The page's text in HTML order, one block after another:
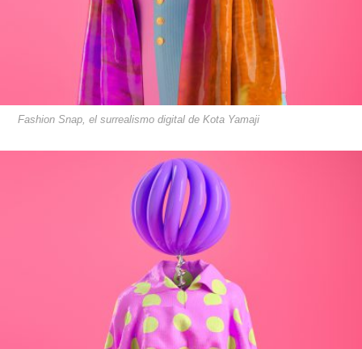
Fashion Snap, el surrealismo digital de Kota Yamaji